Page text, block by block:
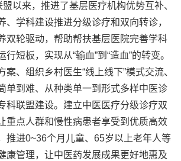
以来，推进了基层医疗机构优势互补、
、学科建设推进分级诊疗和双向转诊，
双轮驱动，帮助帮扶基层医院完善学科
短板，实现从“输血”到“造血”的转变。
、组织乡村医生“线上线下”模式交流、
单到难、从种类单一到形式多样中医诊
科联盟建设。建立中医医疗分级诊疗双
重点人群和慢性病患者享受到优质高效
推进0~36个月儿童、65岁以上老年人等
康管理，让中医药发展成果更好地惠及